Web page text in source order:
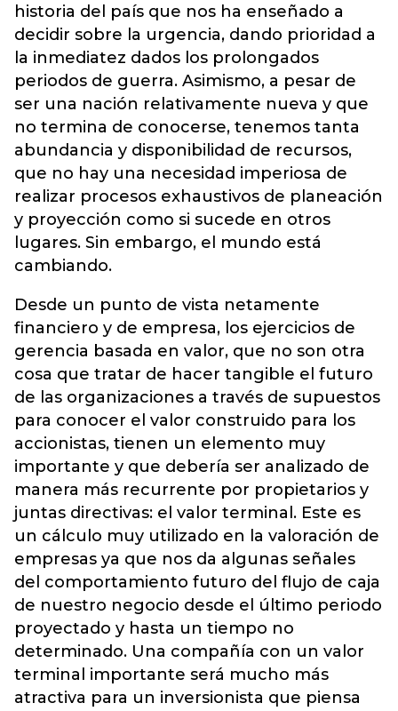
historia del país que nos ha enseñado a
decidir sobre la urgencia, dando prioridad a
la inmediatez dados los prolongados
periodos de guerra. Asimismo, a pesar de
ser una nación relativamente nueva y que
no termina de conocerse, tenemos tanta
abundancia y disponibilidad de recursos,
que no hay una necesidad imperiosa de
realizar procesos exhaustivos de planeación
y proyección como si sucede en otros
lugares. Sin embargo, el mundo está
cambiando.
Desde un punto de vista netamente
financiero y de empresa, los ejercicios de
gerencia basada en valor, que no son otra
cosa que tratar de hacer tangible el futuro
de las organizaciones a través de supuestos
para conocer el valor construido para los
accionistas, tienen un elemento muy
importante y que debería ser analizado de
manera más recurrente por propietarios y
juntas directivas: el valor terminal. Este es
un cálculo muy utilizado en la valoración de
empresas ya que nos da algunas señales
del comportamiento futuro del flujo de caja
de nuestro negocio desde el último periodo
proyectado y hasta un tiempo no
determinado. Una compañía con un valor
terminal importante será mucho más
atractiva para un inversionista que piensa